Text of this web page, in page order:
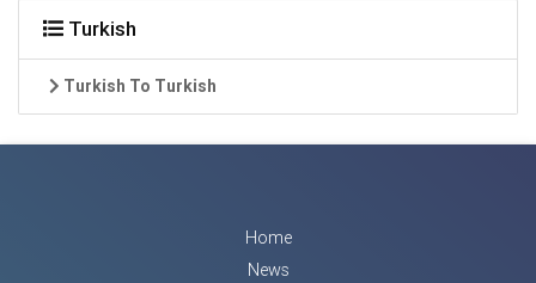
Turkish
Turkish To Turkish
Home
News